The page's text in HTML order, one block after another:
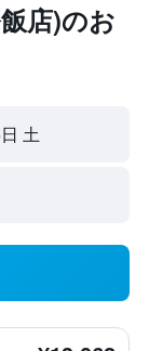
店)のお
土